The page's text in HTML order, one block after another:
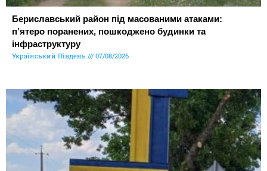
Бериславський район під масованими атаками:
п’ятеро поранених, пошкоджено будинки та
інфраструктуру
Український Південь 07/08/2026